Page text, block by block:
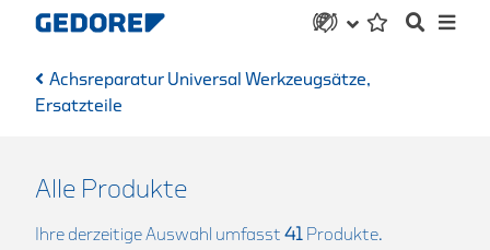
Achsreparatur Universal Werkzeugsätze,
Ersatzteile
Alle Produkte
Ihre derzeitige Auswahl umfasst 41 Produkte.